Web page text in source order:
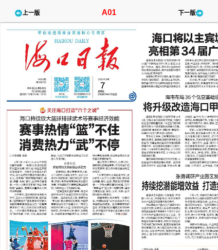
上一版 A01 下一版